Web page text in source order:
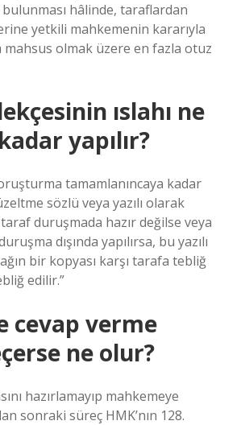
hâlinde, taraflardan
yetkili mahkemenin kararıyla
mahsus olmak üzere en fazla otuz
ıslahı ne
yapılır?
tamamlanıncaya kadar
sözlü veya yazılı olarak
taraf duruşmada hazır değilse veya
dışında yapılırsa, bu yazılı
bir kopyası karşı tarafa tebliğ
edilir.”
cevap verme
ne olur?
hazırlamayıp mahkemeye
sonraki süreç HMK’nın 128.